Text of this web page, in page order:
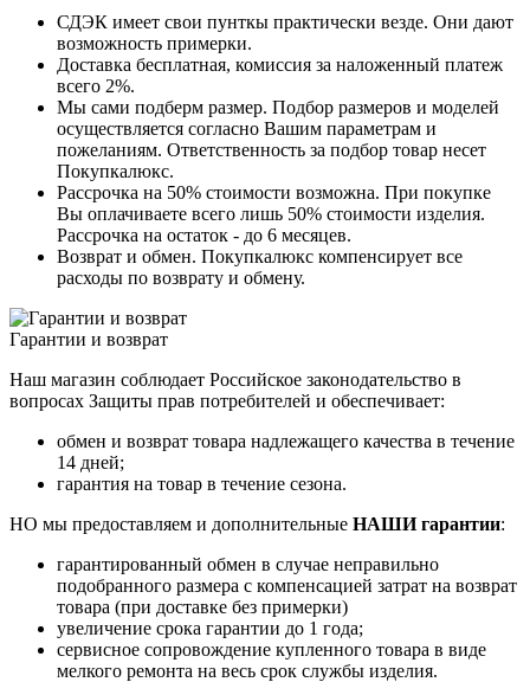
СДЭК имеет свои пунткы практически везде. Они дают
возможность примерки.
Доставка бесплатная, комиссия за наложенный платеж
всего 2%.
Мы сами подберм размер. Подбор размеров и моделей
осуществляется согласно Вашим параметрам и
пожеланиям. Ответственность за подбор товар несет
Покупкалюкс.
Рассрочка на 50% стоимости возможна. При покупке
Вы оплачиваете всего лишь 50% стоимости изделия.
Рассрочка на остаток - до 6 месяцев.
Возврат и обмен. Покупкалюкс компенсирует все
расходы по возврату и обмену.
Гарантии и возврат
Наш магазин соблюдает Российское законодательство в
вопросах Защиты прав потребителей и обеспечивает:
обмен и возврат товара надлежащего качества в течение
14 дней;
гарантия на товар в течение сезона.
НО мы предоставляем и дополнительные НАШИ гарантии:
гарантированный обмен в случае неправильно
подобранного размера с компенсацией затрат на возврат
товара (при доставке без примерки)
увеличение срока гарантии до 1 года;
сервисное сопровождение купленного товара в виде
мелкого ремонта на весь срок службы изделия.